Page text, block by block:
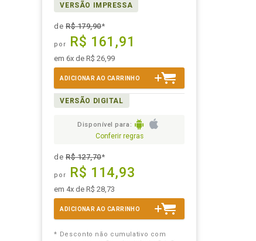
VERSÃO IMPRESSA
deR$ 179,90*
por R$ 161,91
em 6x de R$ 26,99
ADICIONAR AO CARRINHO
VERSÃO DIGITAL
Disponível para:
Conferir regras
deR$ 127,70*
por R$ 114,93
em 4x de R$ 28,73
ADICIONAR AO CARRINHO
* Desconto não cumulativo com